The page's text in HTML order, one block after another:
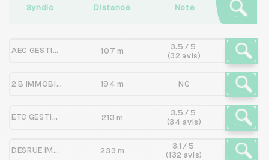
Syndic Distance Note
AEC GESTION 107 m
3.5 / 5
(32 avis)
2 B IMMOBILIER 194 m NC
ETC GESTION 213 m
3.5 / 5
(34 avis)
DESRUE IMMOBILIER 233 m
3.1 / 5
(132 avis)